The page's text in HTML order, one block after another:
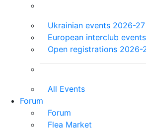
Ukrainian events 2026-27
European interclub
Open registrations 2026-
All Events
Forum
Forum
Flea Market